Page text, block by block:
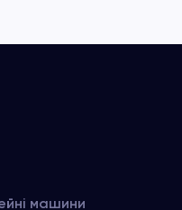
машини